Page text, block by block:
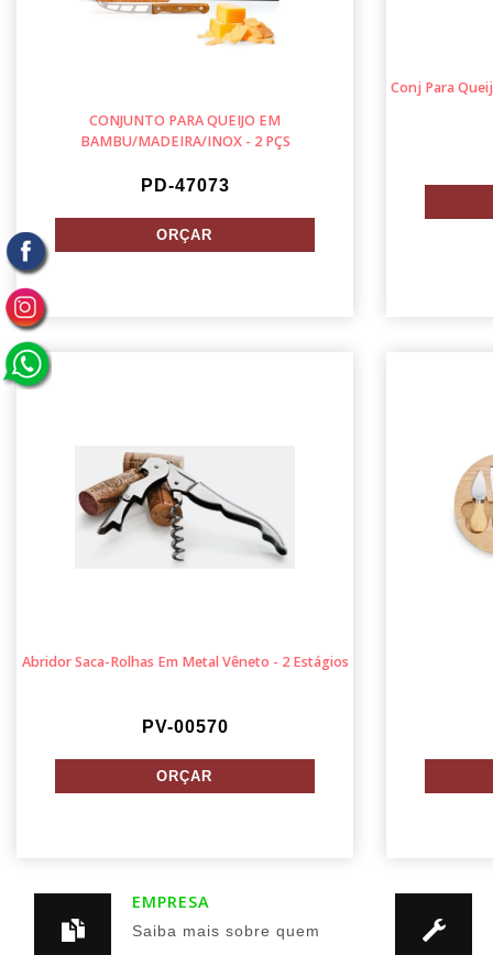
CONJUNTO PARA QUEIJO EM
BAMBU/MADEIRA/INOX - 2 PÇS
PD-47073
Conj Para
Abridor Saca-Rolhas Em Metal Vêneto - 2 Estágios
PV-00570
EMPRESA
Saiba mais sobre quem